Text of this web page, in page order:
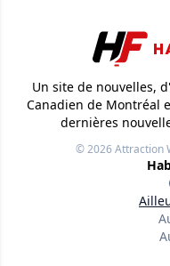
Un site de nouvelles,
Canadien de Montréal
dernières
© 2026Attraction